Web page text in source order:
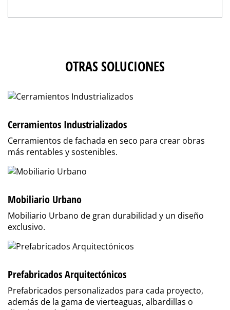
OTRAS SOLUCIONES
Cerramientos Industrializados
Cerramientos de fachada en seco para crear obras
más rentables y sostenibles.
Mobiliario Urbano
Mobiliario Urbano de gran durabilidad y un diseño
exclusivo.
Prefabricados Arquitectónicos
Prefabricados personalizados para cada proyecto,
además de la gama de vierteaguas, albardillas o